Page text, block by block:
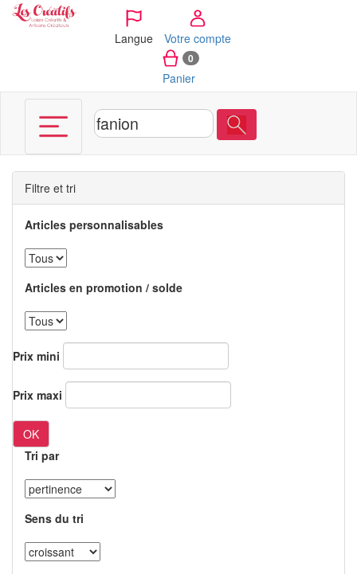
Langue Votre compte
0
Panier
Filtre et tri
Articles personnalisables
Articles en promotion / solde
Prix mini
Prix maxi
OK
Tri par
Sens du tri
Panneau de gestion des cookies